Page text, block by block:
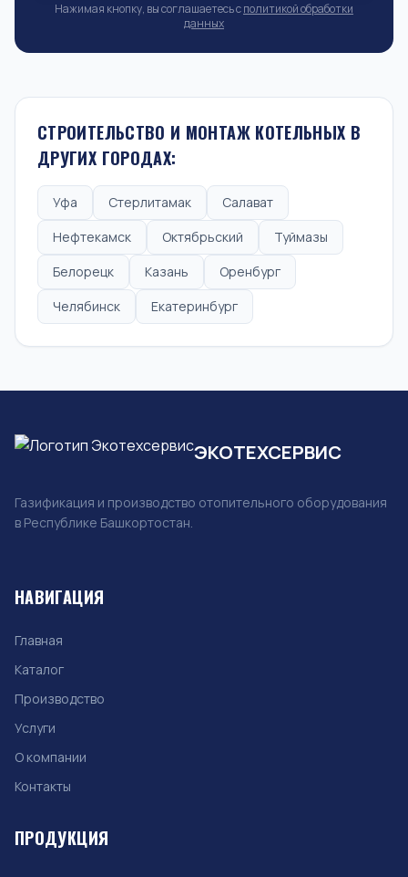
Нажимая кнопку, вы соглашаетесь сполитикой обработки
данных
СТРОИТЕЛЬСТВО И МОНТАЖ КОТЕЛЬНЫХ В
ДРУГИХ ГОРОДАХ:
Уфа Стерлитамак
Салават
Нефтекамск
Октябрьский
Туймазы
Белорецк
Казань
Оренбург
Челябинск
Екатеринбург
ЭКОТЕХСЕРВИС
Газификация и производство отопительного оборудования
в Республике Башкортостан.
НАВИГАЦИЯ
Главная
Каталог
Производство
Услуги
О компании
Контакты
ПРОДУКЦИЯ